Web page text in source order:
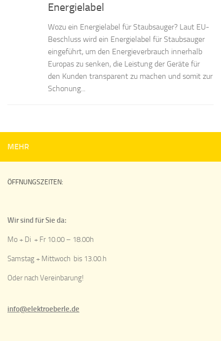
Energielabel
Wozu ein Energielabel für Staubsauger? Laut EU-
Beschluss wird ein Energielabel für Staubsauger
eingeführt, um den Energieverbrauch innerhalb
Europas zu senken, die Leistung der Geräte für
den Kunden transparent zu machen und somit zur
Schonung...
MEHR
ÖFFNUNGSZEITEN:
Wir sind für Sie da:
Mo + Di + Fr 10.00 – 18.00h
Samstag + Mittwoch bis 13.00.h
Oder nach Vereinbarung!
info@elektroeberle.de